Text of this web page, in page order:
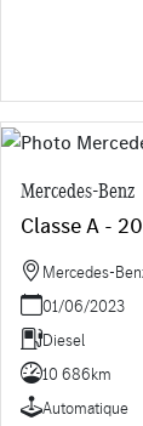
Mercedes-Benz
Classe A -
Mercedes-
01/06/2023
Diesel
10 686km
Automatique